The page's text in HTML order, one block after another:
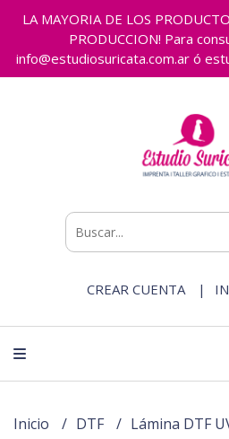
LA MAYORIA DE LOS
PRODUCCION! Para
info@estudiosuricata.com.ar ó
CREAR CUENTA
Inicio DTF Lámina DTF